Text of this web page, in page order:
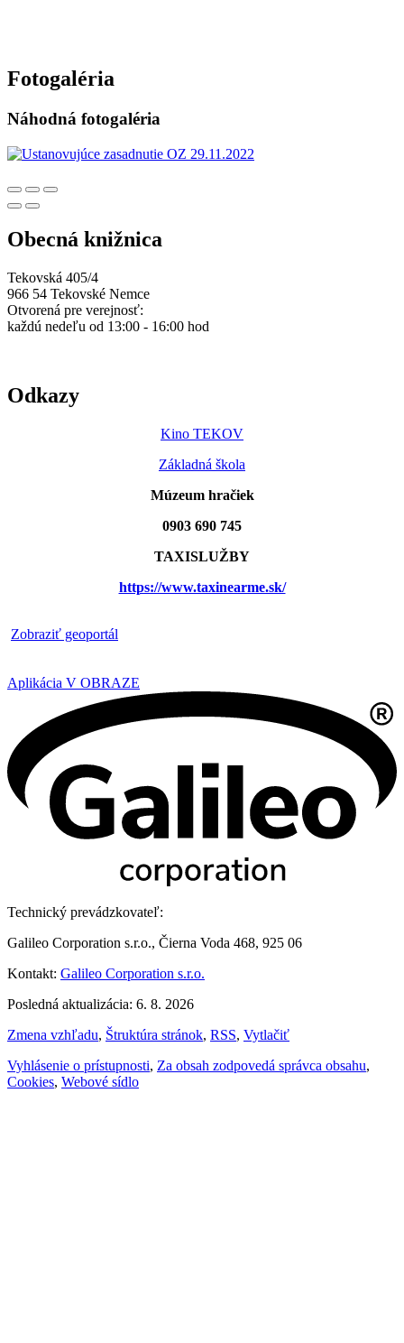
Fotogaléria
Náhodná fotogaléria
Obecná knižnica
Tekovská 405/4
966 54 Tekovské Nemce
Otvorená pre verejnosť:
každú nedeľu od 13:00 - 16:00 hod
Odkazy
Kino TEKOV
Základná škola
Múzeum hračiek
0903 690 745
TAXISLUŽBY
https://www.taxinearme.sk/
Zobraziť geoportál
Aplikácia V OBRAZE
Technický prevádzkovateľ:
Galileo Corporation s.r.o., Čierna Voda 468, 925 06
Kontakt: Galileo Corporation s.r.o.
Posledná aktualizácia: 6. 8. 2026
Zmena vzhľadu, Štruktúra stránok, RSS, Vytlačiť
Vyhlásenie o prístupnosti, Za obsah zodpovedá správca obsahu,
Cookies, Webové sídlo